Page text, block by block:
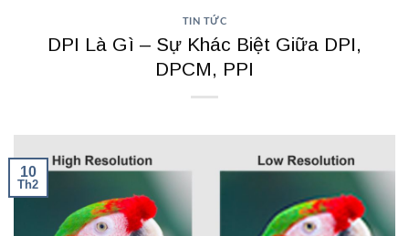
TIN TỨC
DPI Là Gì – Sự Khác Biệt Giữa DPI,
DPCM, PPI
10
Th2